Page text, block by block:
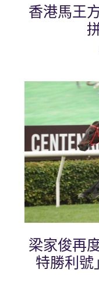
香港馬王
梁家俊再
特勝利號